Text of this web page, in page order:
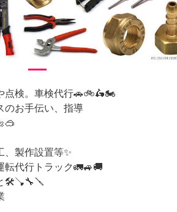
点検。車検代行🚗🚲🛵🏍️
のお手伝い、指導
、製作設置等✨
転代行トラック🚛🚙🚚
🛠️🪠🔧🪛